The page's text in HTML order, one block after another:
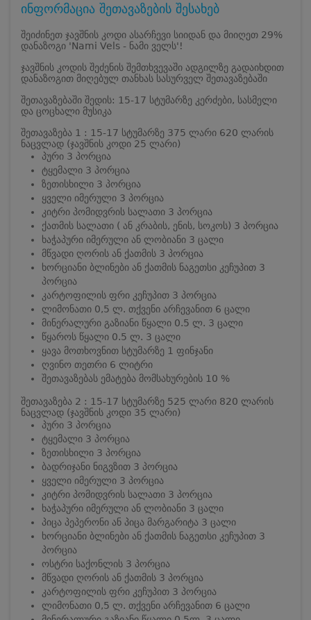
ინფორმაცია შეთავაზების შესახებ
შეიძინეთ ჯავშნის კოდი ასარჩევი სიიდან და მიიღეთ 29%
დანაზოგი 'Nami Vels - ნამი ველს'!
ჯავშნის კოდის შეძენის შემთხვევაში ადგილზე გადაიხდით
დანაზოგით მიღებულ თანხას სასურველ შეთავაზებაში
შეთავაზებაში შედის: 15-17 სტუმარზე კერძები, სასმელი
და ცოცხალი მუსიკა
შეთავაზება 1 : 15-17 სტუმარზე 375 ლარი 620 ლარის
ნაცვლად (ჯავშნის კოდი 25 ლარი)
პური 3 პორცია
ტყემალი 3 პორცია
ზეთისხილი 3 პორცია
ყველი იმერული 3 პორცია
კიტრი პომიდვრის სალათი 3 პორცია
ქათმის სალათი ( ან კრაბის, ენის, სოკოს) 3 პორცია
ხაჭაპური იმერული ან ლობიანი 3 ცალი
მწვადი ღორის ან ქათმის 3 პორცია
ხორციანი ბლინები ან ქათმის ნაგეთსი კეჩუპით 3
პორცია
კარტოფილის ფრი კეჩუპით 3 პორცია
ლიმონათი 0,5 ლ. თქვენი არჩევანით 6 ცალი
მინერალური გაზიანი წყალი 0.5 ლ. 3 ცალი
წყაროს წყალი 0.5 ლ. 3 ცალი
ყავა მოთხოვნით სტუმარზე 1 ფინჯანი
ღვინო თეთრი 6 ლიტრი
შეთავაზებას ემატება მომსახურების 10 %
შეთავაზება 2 : 15-17 სტუმარზე 525 ლარი 820 ლარის
ნაცვლად (ჯავშნის კოდი 35 ლარი)
პური 3 პორცია
ტყემალი 3 პორცია
ზეთისხილი 3 პორცია
ბადრიჯანი ნიგვზით 3 პორცია
ყველი იმერული 3 პორცია
კიტრი პომიდვრის სალათი 3 პორცია
ხაჭაპური იმერული ან ლობიანი 3 ცალი
პიცა პეპერონი ან პიცა მარგარიტა 3 ცალი
ხორციანი ბლინები ან ქათმის ნაგეთსი კეჩუპით 3
პორცია
ოსტრი საქონლის 3 პორცია
მწვადი ღორის ან ქათმის 3 პორცია
კარტოფილის ფრი კეჩუპით 3 პორცია
ლიმონათი 0,5 ლ. თქვენი არჩევანით 6 ცალი